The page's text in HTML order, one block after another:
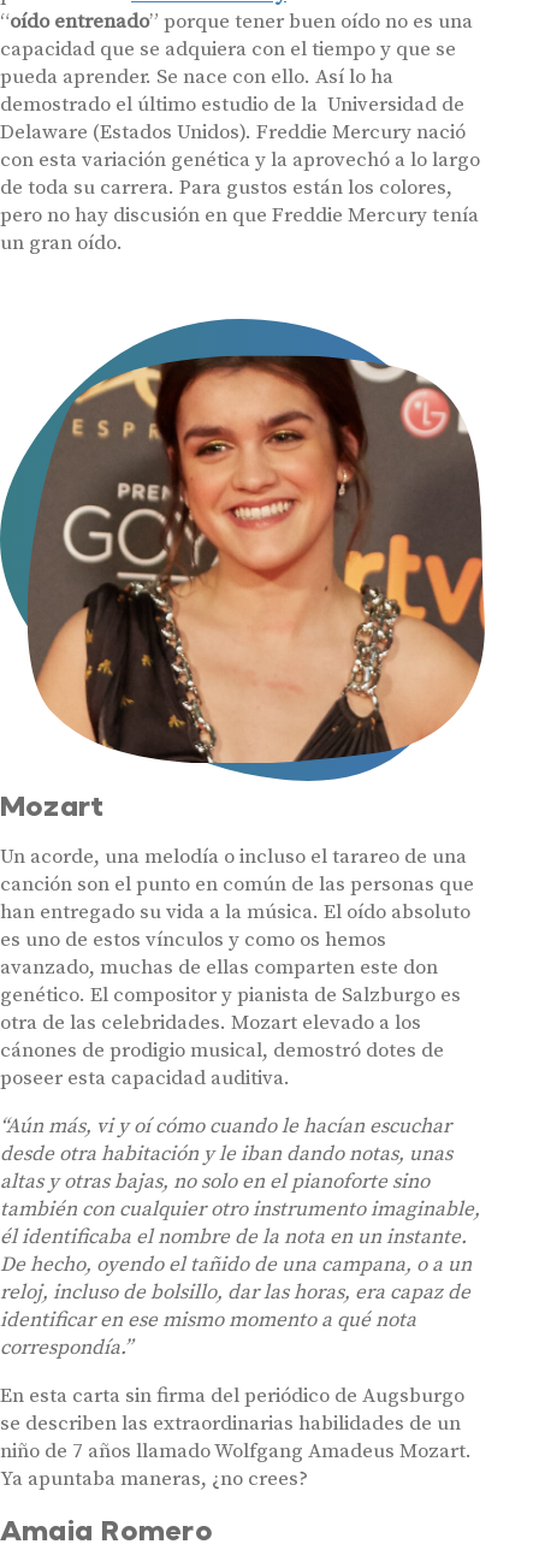
“oído entrenado” porque tener buen oído no es una
capacidad que se adquiera con el tiempo y que se
pueda aprender. Se nace con ello. Así lo ha
demostrado el último estudio de la Universidad de
Delaware (Estados Unidos). Freddie Mercury nació
con esta variación genética y la aprovechó a lo largo
de toda su carrera. Para gustos están los colores,
pero no hay discusión en que Freddie Mercury tenía
un gran oído.
Mozart
Un acorde, una melodía o incluso el tarareo de una
canción son el punto en común de las personas que
han entregado su vida a la música. El oído absoluto
es uno de estos vínculos y como os hemos
avanzado, muchas de ellas comparten este don
genético. El compositor y pianista de Salzburgo es
otra de las celebridades. Mozart elevado a los
cánones de prodigio musical, demostró dotes de
poseer esta capacidad auditiva.
“Aún más, vi y oí cómo cuando le hacían escuchar
desde otra habitación y le iban dando notas, unas
altas y otras bajas, no solo en el pianoforte sino
también con cualquier otro instrumento imaginable,
él identificaba el nombre de la nota en un instante.
De hecho, oyendo el tañido de una campana, o a un
reloj, incluso de bolsillo, dar las horas, era capaz de
identificar en ese mismo momento a qué nota
correspondía.”
En esta carta sin firma del periódico de Augsburgo
se describen las extraordinarias habilidades de un
niño de 7 años llamado Wolfgang Amadeus Mozart.
Ya apuntaba maneras, ¿no crees?
Amaia Romero